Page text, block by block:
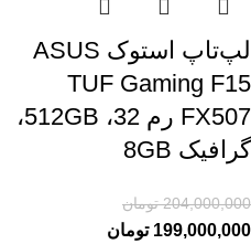
لپ‌تاپ استوک ASUS
TUF Gaming F15
FX507 رم 32، 512GB،
گرافیک 8GB
204,000,000 تومان
199,000,000 تومان